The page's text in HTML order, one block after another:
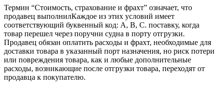
Термин “Стоимость, страхование и фрахт” означает, что
продавец выполнилКаждое из этих условий имеет
соответствующий буквенный код: А, В, С. поставку, когда
товар перешел через поручни судна в порту отгрузки.
Продавец обязан оплатить расходы и фрахт, необходимые для
доставки товара в указанный порт назначения, но риск потери
или повреждения товара, как и любые дополнительные
расходы, возникающие после отгрузки товара, переходят от
продавца к покупателю.